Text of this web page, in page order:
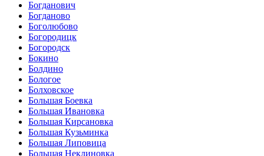
Богданович
Богданово
Боголюбово
Богородицк
Богородск
Бокино
Болдино
Бологое
Болховское
Большая Боевка
Большая Ивановка
Большая Кирсановка
Большая Кузьминка
Большая Липовица
Большая Неклиновка